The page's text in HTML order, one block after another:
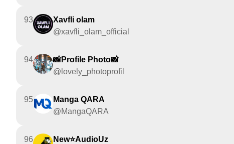
93
Xavfli olam
@xavfli_olam_official
94
📸Profile Photo📸
@lovely_photoprofil
95
Manga QARA
@MangaQARA
96
New⭐AudioUz